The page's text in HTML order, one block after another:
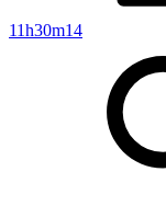
11h30m14